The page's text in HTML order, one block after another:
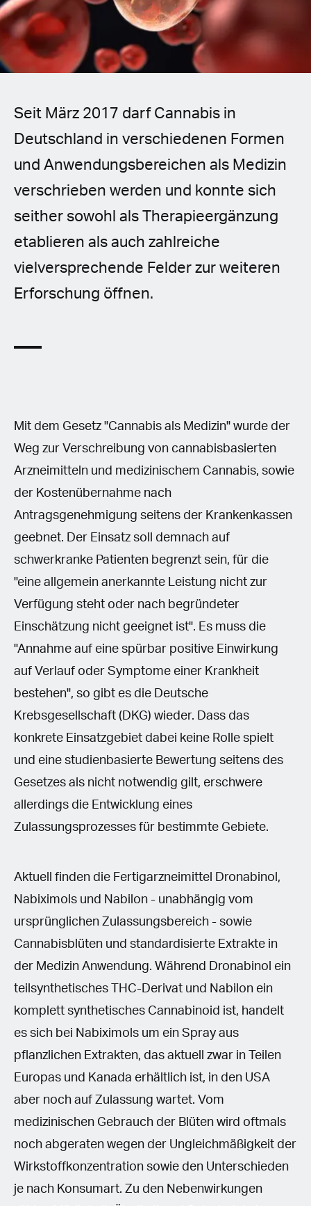
Spanish (Latin America)
German
French
Italian
Polish
Seit März 2017 darf Cannabis in
Deutschland in verschiedenen Formen
und Anwendungsbereichen als Medizin
verschrieben werden und konnte sich
seither sowohl als Therapieergänzung
etablieren als auch zahlreiche
vielversprechende Felder zur weiteren
Erforschung öffnen.
Mit dem Gesetz "Cannabis als Medizin" wurde der
Weg zur Verschreibung von cannabisbasierten
Arzneimitteln und medizinischem Cannabis, sowie
der Kostenübernahme nach
Antragsgenehmigung seitens der Krankenkassen
geebnet. Der Einsatz soll demnach auf
schwerkranke Patienten begrenzt sein, für die
"eine allgemein anerkannte Leistung nicht zur
Verfügung steht oder nach begründeter
Einschätzung nicht geeignet ist". Es muss die
"Annahme auf eine spürbar positive Einwirkung
auf Verlauf oder Symptome einer Krankheit
bestehen", so gibt es die Deutsche
Krebsgesellschaft (DKG) wieder. Dass das
konkrete Einsatzgebiet dabei keine Rolle spielt
und eine studienbasierte Bewertung seitens des
Gesetzes als nicht notwendig gilt, erschwere
allerdings die Entwicklung eines
Zulassungsprozesses für bestimmte Gebiete.
Aktuell finden die Fertigarzneimittel Dronabinol,
Nabiximols und Nabilon - unabhängig vom
ursprünglichen Zulassungsbereich - sowie
Cannabisblüten und standardisierte Extrakte in
der Medizin Anwendung. Während Dronabinol ein
teilsynthetisches THC-Derivat und Nabilon ein
komplett synthetisches Cannabinoid ist, handelt
es sich bei Nabiximols um ein Spray aus
pflanzlichen Extrakten, das aktuell zwar in Teilen
Europas und Kanada erhältlich ist, in den USA
aber noch auf Zulassung wartet. Vom
medizinischen Gebrauch der Blüten wird oftmals
noch abgeraten wegen der Ungleichmäßigkeit der
Wirkstoffkonzentration sowie den Unterschieden
je nach Konsumart. Zu den Nebenwirkungen